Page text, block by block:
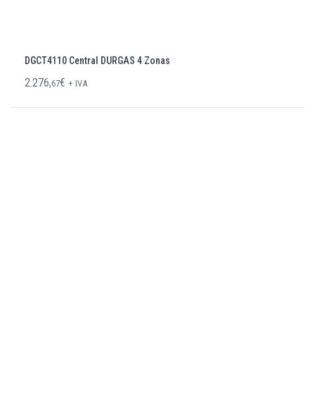
DGCT4110 Central DURGAS 4 Zonas
2.276,67€ + IVA